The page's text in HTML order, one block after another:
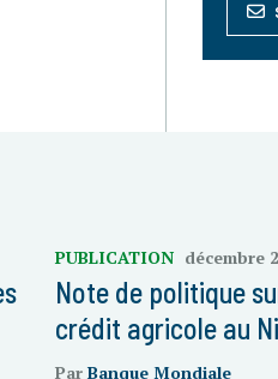
PUBLICATION décembre
Note de politique
crédit agricole au
ParBanque Mondiale